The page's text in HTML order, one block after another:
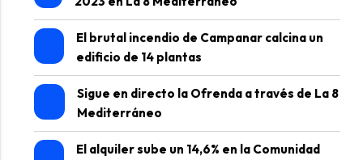
El brutal incendio de Campanar calcina un
edificio de 14 plantas
Sigue en directo la Ofrenda a través de La 8
Mediterráneo
El alquiler sube un 14,6% en la Comunidad